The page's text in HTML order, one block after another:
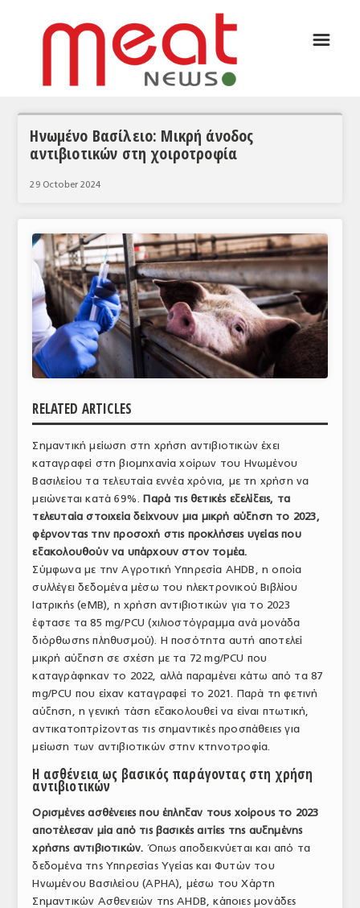
ΣΥΝΕΝΤΕΥΞΕΙΣ
ΘΕΜΑΤΑ
ΚΟΣΜΟΣ
ΕΙΔΗΣΕΙΣ
ΕΥΡΩΠΑΪΚΕΣ ΑΠΟΦΑΣΕΙΣ
ΘΕΜΑΤΑ
ΕΜΠΟΡΙΚΟΣ ΚΑΤΑΛΟΓΟΣ
ΠΑΡΑΓΩΓΗ & ΕΜΠΟΡΙΑ
ΣΦΑΓΕΙΑ
ΠΡΩΤΕΣ ΥΛΕΣ
ΕΞΟΠΛΙΣΜΟΣ
ΥΠΗΡΕΣΙΕΣ
ΕΜΠΟΡΙΚΟΙ ΑΝΤΙΠΡΟΣΩΠΟΙ
ΝΟΜΟΘΕΣΙΑ
ΕΛΛΗΝΙΚΗ ΝΟΜΟΘΕΣΙΑ
ΕΥΡΩΠΑΪΚΗ ΝΟΜΟΘΕΣΙΑ
Profile
ΣΥΝΕΔΡΙΟ ΚΡΕΑΤΟΣ
☰
Ηνωμένο Βασίλειο: Μικρή άνοδος
αντιβιοτικών στη χοιροτροφία
29 October 2024
RELATED ARTICLES
Σημαντική μείωση στη χρήση αντιβιοτικών έχει
καταγραφεί στη βιομηχανία χοίρων του Ηνωμένου
Βασιλείου τα τελευταία εννέα χρόνια, με τη χρήση να
μειώνεται κατά 69%. Παρά τις θετικές εξελίξεις, τα
τελευταία στοιχεία δείχνουν μια μικρή αύξηση το 2023,
φέρνοντας την προσοχή στις προκλήσεις υγείας που
εξακολουθούν να υπάρχουν στον τομέα.
Σύμφωνα με την Αγροτική Υπηρεσία AHDB, η οποία
συλλέγει δεδομένα μέσω του ηλεκτρονικού Βιβλίου
Ιατρικής (eMB), η χρήση αντιβιοτικών για το 2023
έφτασε τα 85 mg/PCU (χιλιοστόγραμμα ανά μονάδα
διόρθωσης πληθυσμού). Η ποσότητα αυτή αποτελεί
μικρή αύξηση σε σχέση με τα 72 mg/PCU που
καταγράφηκαν το 2022, αλλά παραμένει κάτω από τα 87
mg/PCU που είχαν καταγραφεί το 2021. Παρά τη φετινή
αύξηση, η γενική τάση εξακολουθεί να είναι πτωτική,
αντικατοπτρίζοντας τις σημαντικές προσπάθειες για
μείωση των αντιβιοτικών στην κτηνοτροφία.
Η ασθένεια ως βασικός παράγοντας στη χρήση
αντιβιοτικών
Ορισμένες ασθένειες που έπληξαν τους χοίρους το 2023
αποτέλεσαν μία από τις βασικές αιτίες της αυξημένης
χρήσης αντιβιοτικών. Όπως αποδεικνύεται και από τα
δεδομένα της Υπηρεσίας Υγείας και Φυτών του
Ηνωμένου Βασιλείου (APHA), μέσω του Χάρτη
Σημαντικών Ασθενειών της AHDB, κάποιες μονάδες